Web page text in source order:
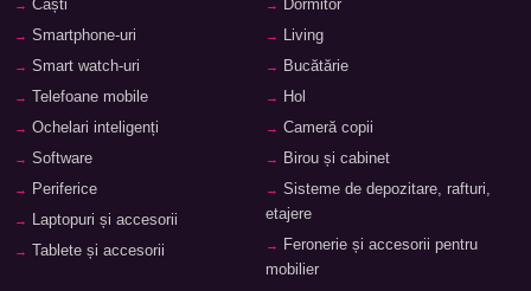
Căști
Smartphone-uri
Smart watch-uri
Telefoane mobile
Ochelari inteligenți
Software
Periferice
Laptopuri și accesorii
Tablete și accesorii
Dormitor
Living
Bucătărie
Hol
Cameră copii
Birou și cabinet
Sisteme de depozitare, rafturi,
etajere
Feronerie și accesorii pentru
mobilier